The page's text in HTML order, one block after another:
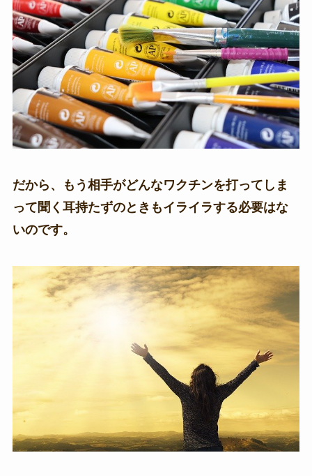
だから、もう相手がどんなワクチンを打ってしま
って聞く耳持たずのときもイライラする必要はな
いのです。